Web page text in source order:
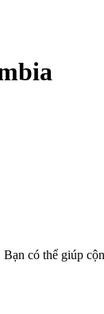
có thể giúp